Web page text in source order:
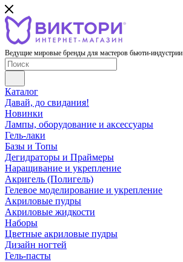
Ведущие мировые бренды для мастеров бьюти-индустрии
Каталог
Давай, до свидания!
Новинки
Лампы, оборудование и аксессуары
Гель-лаки
Базы и Топы
Дегидраторы и Праймеры
Наращивание и укрепление
Акригель (Полигель)
Гелевое моделирование и укрепление
Акриловые пудры
Акриловые жидкости
Наборы
Цветные акриловые пудры
Дизайн ногтей
Гель-пасты